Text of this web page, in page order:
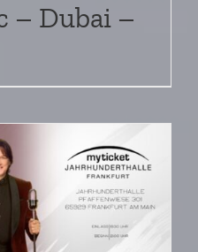
– Dubai –